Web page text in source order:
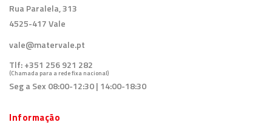
Rua Paralela, 313
4525-417 Vale
vale@matervale.pt
Tlf:+351 256 921 282
(Chamada para a rede fixa nacional)
Seg a Sex 08:00-12:30 | 14:00-18:30
Informação